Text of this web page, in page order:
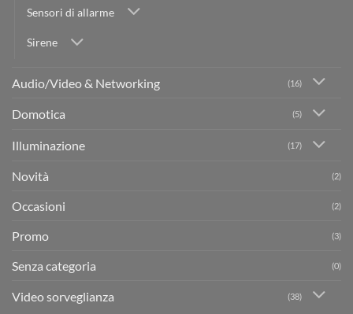
Sensori di allarme
Sirene
Audio/Video & Networking (16)
Domotica (5)
Illuminazione (17)
Novità (2)
Occasioni (2)
Promo (3)
Senza categoria (0)
Video sorveglianza (38)